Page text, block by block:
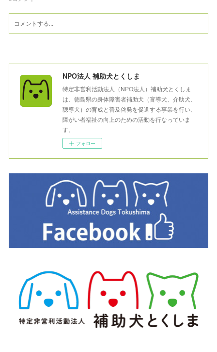
NPO法人 補助犬とくしま
特定非営利活動法人（NPO法人）補助犬とくしま
は、徳島県の身体障害者補助犬（盲導犬、介助犬、
聴導犬）の育成と普及啓発を促進する事業を行い、
障がい者福祉の向上のための活動を行なっていま
す。
フォロー